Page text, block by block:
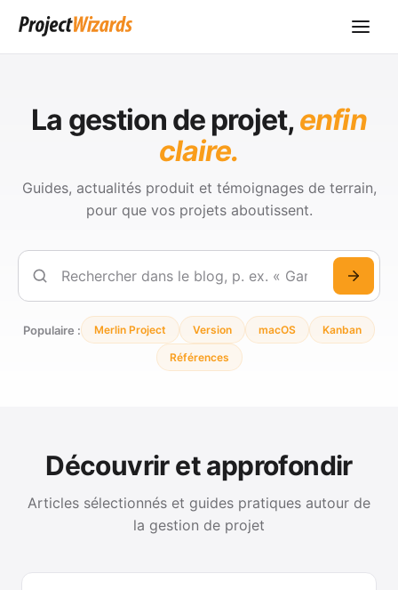
La gestion de projet,enfin
claire.
Guides, actualités produit et témoignages de terrain,
pour que vos projets aboutissent.
Rechercher
Populaire : Merlin Project Version macOS Kanban
Références
Découvrir et approfondir
Articles sélectionnés et guides pratiques autour de
la gestion de projet